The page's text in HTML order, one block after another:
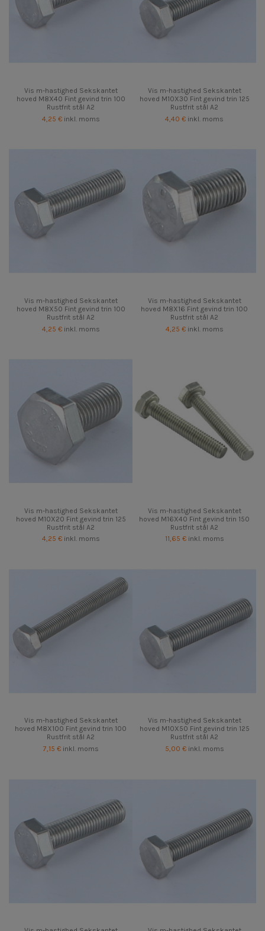
Vis m-hastighed Sekskantet
hoved M8X40 Fint gevind trin 100
Rustfrit stål A2
4,25 € inkl. moms
Vis m-hastighed Sekskantet
hoved M10X30 Fint gevind trin 125
Rustfrit stål A2
4,40 € inkl. moms
Vis m-hastighed Sekskantet
hoved M8X50 Fint gevind trin 100
Rustfrit stål A2
4,25 € inkl. moms
Vis m-hastighed Sekskantet
hoved M8X16 Fint gevind trin 100
Rustfrit stål A2
4,25 € inkl. moms
Vis m-hastighed Sekskantet
hoved M10X20 Fint gevind trin 125
Rustfrit stål A2
4,25 € inkl. moms
Vis m-hastighed Sekskantet
hoved M16X40 Fint gevind trin 150
Rustfrit stål A2
11,65 € inkl. moms
Vis m-hastighed Sekskantet
hoved M8X100 Fint gevind trin 100
Rustfrit stål A2
7,15 € inkl. moms
Vis m-hastighed Sekskantet
hoved M10X50 Fint gevind trin 125
Rustfrit stål A2
5,00 € inkl. moms